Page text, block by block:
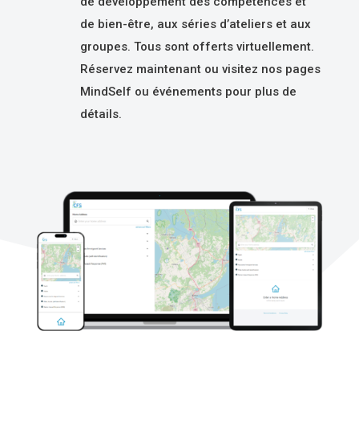
de bien-être, aux séries d’ateliers et aux
groupes. Tous sont offerts virtuellement.
Réservez maintenant ou visitez nos pages
MindSelf ou événements pour plus de
détails.